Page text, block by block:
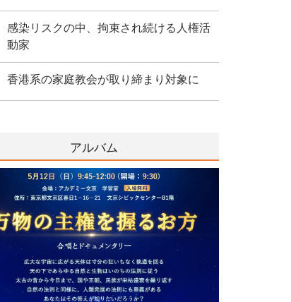
感染リスクの中、拘束され続ける人権活
動家
香港系の家庭教会が取り締まり対象に
アルバム